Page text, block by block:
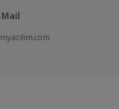
Mail